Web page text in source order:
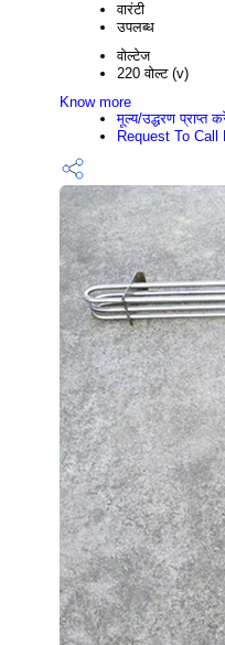
वारंटी
उपलब्ध
वोल्टेज
220 वोल्ट (v)
Know more
मूल्य/उद्धरण प्राप्त
Request To Call